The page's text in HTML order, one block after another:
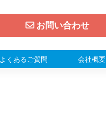
お問い合わせ
よくあるご質問 会社概要